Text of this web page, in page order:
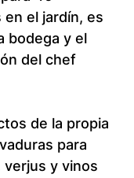
el jardín, es
bodega y el
del chef
de la propia
para
verjus y vinos